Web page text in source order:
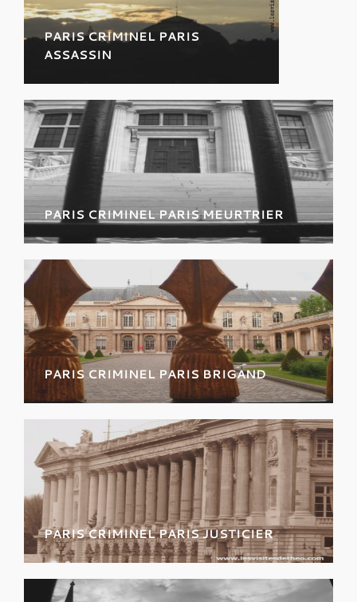
PARIS CRIMINEL PARIS
ASSASSIN
Promenez-vous dans “le ventre de
Paris”, un autre quartier assassin de
la capitale.
PARIS CRIMINEL PARIS MEURTRIER
La science au service du crime au cœur du
mythique quartier latin.
PARIS CRIMINEL PARIS BRIGAND
Crimes et délits à tout prix ! Découvrez les
faits divers des quartiers du Temple et du
Marais.
PARIS CRIMINEL PARIS JUSTICIER
Scandales, mystéres et homicides, parcourez
le Faubourg Saint Honoré autrement.